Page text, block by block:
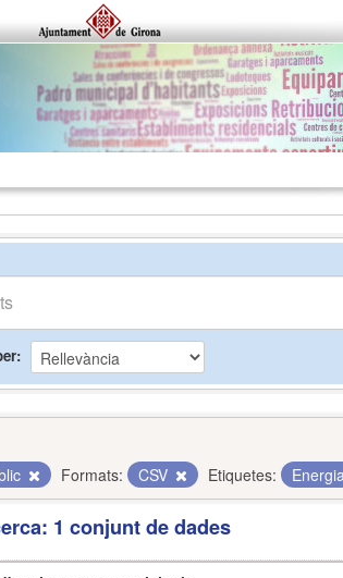
Formats: CSV Etiquetes:
1 conjunt de dades